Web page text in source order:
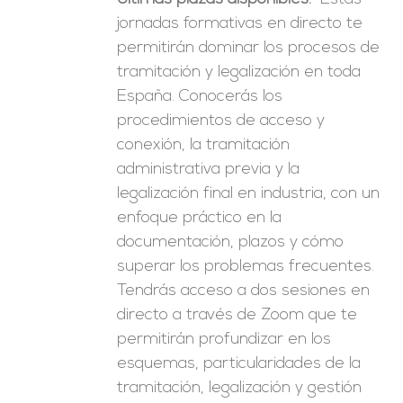
era:
246,00€.
es:
149,00€.
jornadas formativas en directo te
permitirán dominar los procesos de
tramitación y legalización en toda
España. Conocerás los
procedimientos de acceso y
conexión, la tramitación
administrativa previa y la
legalización final en industria, con un
enfoque práctico en la
documentación, plazos y cómo
superar los problemas frecuentes.
Tendrás acceso a dos sesiones en
directo a través de Zoom que te
permitirán profundizar en los
esquemas, particularidades de la
tramitación, legalización y gestión